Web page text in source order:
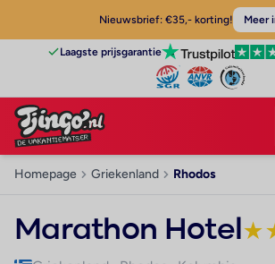
Nieuwsbrief: €35,- korting! Meer
Laagste prijsgarantie
Homepage Griekenland Rhodos
Marathon Hotel★